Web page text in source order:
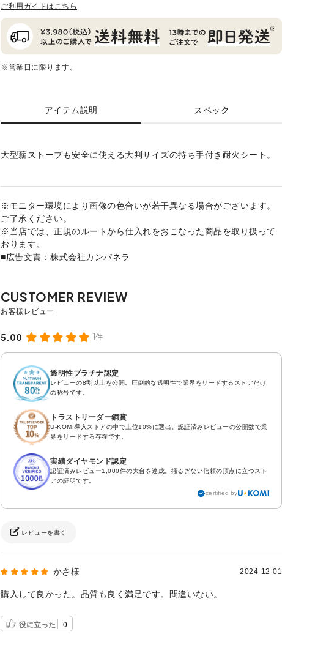
ご利用ガイドはこちら
※営業日に限ります。
アイテム説明 スペック
大型薪ストーブも安全に使える大判サイズの持ち手付き耐火シート。
※モニター環境により画像の色合いが若干異なる場合がございます。
ご了承ください。
※当店では、正規のルートから仕入れをおこなった商品を取り扱って
おります。
■広告文責：株式会社カンパネラ
5.00 1件
透明性プラチナ認定
レビューの8割以上を公開。圧倒的な透明性で業界をリードするストアだけ
の称号です。
トラストリーダー銅賞
U-KOMI導入ストアの中で上位10%に選出。認証済みレビューの公開数で業
界をリードする存在です。
実績ダイヤモンド認定
認証済みレビュー1,000件の大台を達成。揺るぎない信頼の頂点に立つスト
アの証明です。
certified by
レビューを書く
かさ様 2024-12-01
購入して良かった。品質も良く満足です。間違いない。
役に立った 0